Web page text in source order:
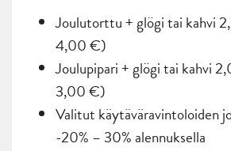
Joulutorttu + glögi tai kahvi
4,00 €)
Joulupipari + glögi tai kahvi
3,00 €)
Valitut käytäväravintoloiden
-20% – 30% alennuksella